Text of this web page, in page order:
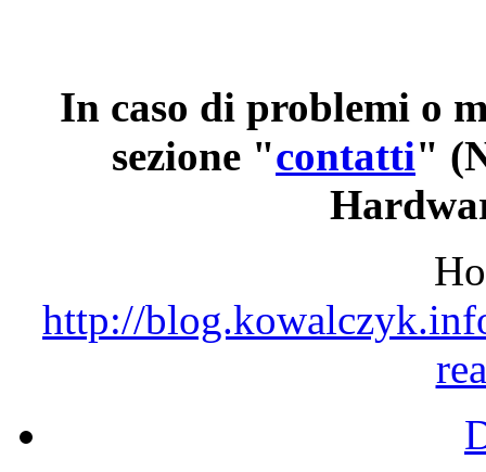
In caso di problemi o
sezione "contatti"
http://